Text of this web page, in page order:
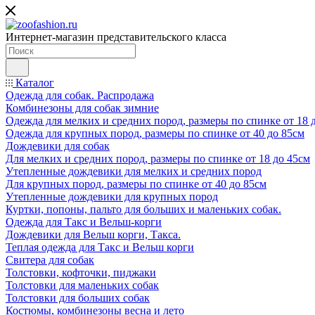
Интернет-магазин представительского класса
Каталог
Одежда для собак. Распродажа
Комбинезоны для собак зимние
Одежда для мелких и средних пород, размеры по спинке от 18
Одежда для крупных пород, размеры по спинке от 40 до 85см
Дождевики для собак
Для мелких и средних пород, размеры по спинке от 18 до 45см
Утепленные дождевики для мелких и средних пород
Для крупных пород, размеры по спинке от 40 до 85см
Утепленные дождевики для крупных пород
Куртки, попоны, пальто для больших и маленьких собак.
Одежда для Такс и Вельш-корги
Дождевики для Вельш корги, Такса.
Теплая одежда для Такс и Вельш корги
Свитера для собак
Толстовки, кофточки, пиджаки
Толстовки для маленьких собак
Толстовки для больших собак
Костюмы, комбинезоны весна и лето